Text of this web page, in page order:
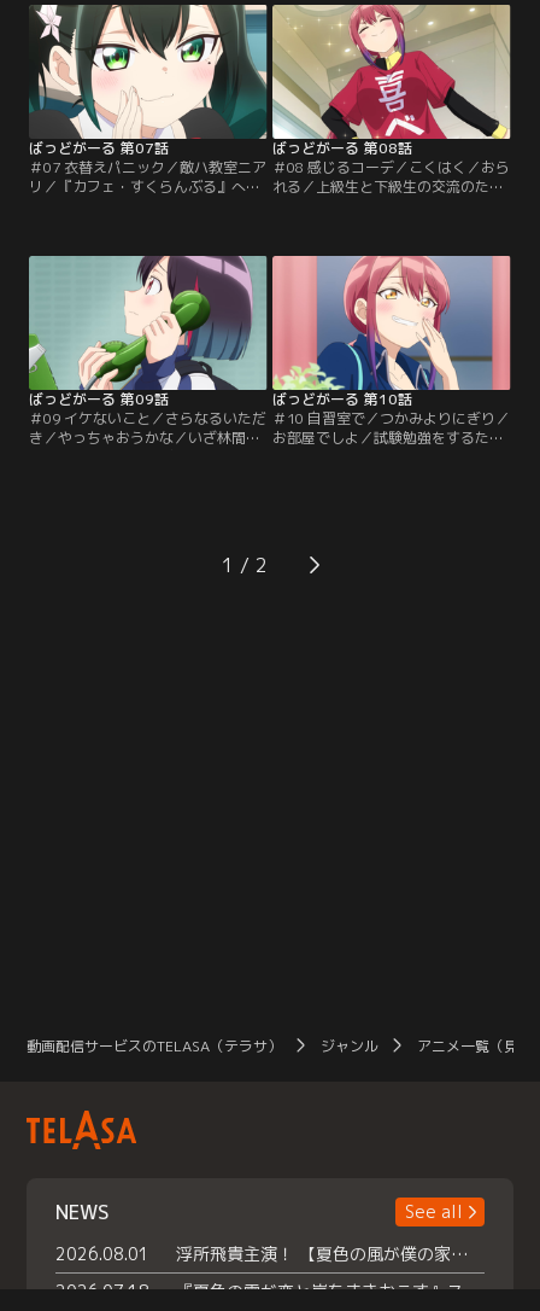
れた一面があった…。亜鳥相手にコ
ヒュる優に関心を抱いた清。図書委
員長の立場を利用して優が興味あり
そうな本を調べ、言葉巧みに優を人
気のない図書室に連れ込み…。【提
供：バンダイチャンネル】
れ、さらにショックを受ける。居て
も立っても居られない優は、涼と一
緒に遊園地に乗り込み、警備という
名のストーキングを敢行する
が、“大切な人”とイチャイチャする
亜鳥を見て凹んでしまう。【提供：
バンダイチャンネル】
ばっどがーる 第07話
＃07 衣替えパニック／敵ハ教室ニア
リ／『カフェ・すくらんぶる』へよ
のたび教室を出て行く水花に同類の
予感を抱いた優が理由を尋ねると、
休憩中は姉の様子を見に行ってると
言い、「私のは警備です！！」と、
ストーカーの常套句を並べる水花。
放課後…。【提供：バンダイチャン
ネル】
ばっどがーる 第08話
＃08 感じるコーデ／こくはく／おら
れる／上級生と下級生の交流のため
が参加したくなるような方法を模索
する。準備万端、亜鳥を誘うチャン
スが訪れるも、途端に日和る優。な
んとか亜鳥と参加できることになる
が、行きのバスが涼と別々になり早
速窮地に立たされてしまう。【提
供：バンダイチャンネル】
ばっどがーる 第09話
＃09 イケないこと／さらなるいただ
き／やっちゃおうかな／いざ林間学
ることに。公衆電話から連絡を試み
るも、涼も水花も電話に出ない。ヒ
ばっどがーる 第10話
＃10 自習室で／つかみよりにぎり／
お部屋でしよ／試験勉強をするため
停電し校内は闇に包まれてしまう。
雷鳴に驚き腰を抜かした清に肩を貸
1
動画配信サービスのTELASA（テラサ） ジャンル アニメ一覧（見放
NEWS
See all
2026.08.01
浮所飛貴主演！ 【夏色の風が僕の家にやってきた】 本日よりテラサで独占配信スタート！
2026.07.18
『夏色の雲が恋と嵐をまきおこす』スペシャルメイキング 【Part1】2026年７月18日（土）23時30分～配信スタート！話題のシーンの裏側を大公開！豪華キャスト大集合！ 『武宮家 真夏の家族会議』開催！